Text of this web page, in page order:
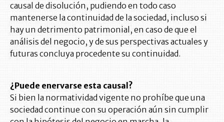
causal de disolución, pudiendo en todo caso
mantenerse la continuidad de la sociedad, incluso si
hay un detrimento patrimonial, en caso de que el
análisis del negocio, y de sus perspectivas actuales y
futuras concluya procedente su continuidad.
¿Puede enervarse esta causal?
Si bien la normatividad vigente no prohíbe que una
sociedad continue con su operación aún sin cumplir